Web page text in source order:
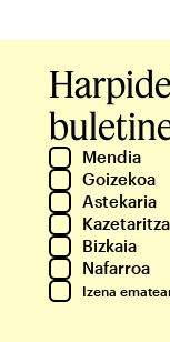
Mendia
Goizekoa
Astekaria
Kazetaritza
Bizkaia
Nafarroa
Izena